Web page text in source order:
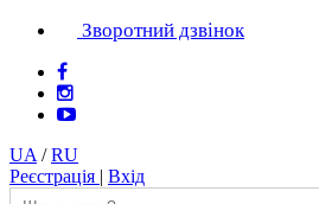
Зворотний дзвінок
UA /RU
Реєстрація | Вхід